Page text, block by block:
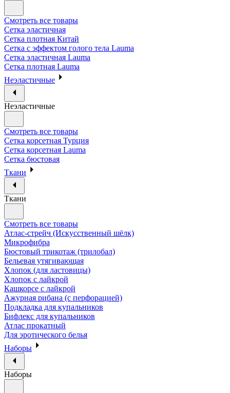
Смотреть все товары
Сетка эластичная
Сетка плотная Китай
Сетка с эффектом голого тела Lauma
Сетка эластичная Lauma
Сетка плотная Lauma
Неэластичные
Неэластичные
Смотреть все товары
Сетка корсетная Турция
Сетка корсетная Lauma
Сетка бюстовая
Ткани
Ткани
Смотреть все товары
Атлас-стрейч (Искусственный шёлк)
Микрофибра
Бюстовый трикотаж (трилобал)
Бельевая утягивающая
Хлопок (для ластовицы)
Хлопок с лайкрой
Кашкорсе с лайкрой
Ажурная рибана (с перфорацией)
Подкладка для купальников
Бифлекс для купальников
Атлас прокатный
Для эротического белья
Наборы
Наборы